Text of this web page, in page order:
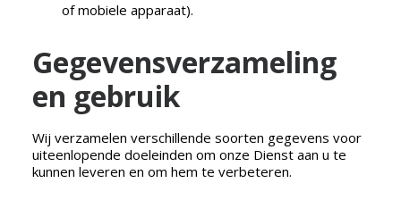
of mobiele apparaat).
Gegevensverzameling
en gebruik
Wij verzamelen verschillende soorten gegevens voor
uiteenlopende doeleinden om onze Dienst aan u te
kunnen leveren en om hem te verbeteren.